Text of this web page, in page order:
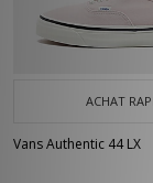
ACHAT
Vans Authentic 44 LX